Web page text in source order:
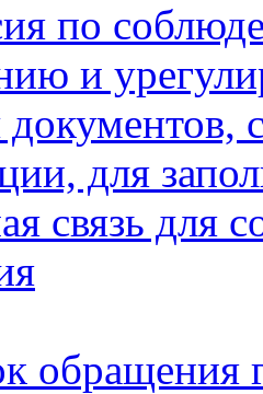
по
и
для
связь для
обращения